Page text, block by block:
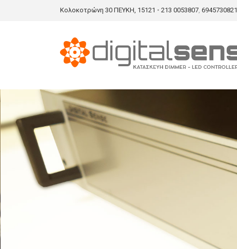
Κολοκοτρώνη 30 ΠΕΥΚΗ, 15121 • 213 0053807, 6945730821